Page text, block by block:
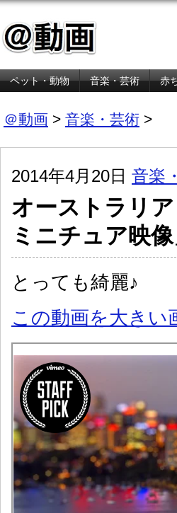
ペット・動物 音楽・芸術 赤
＠動画 > 音楽・芸術 >
2014年4月20日 音楽
オーストラリ
ミニチュア映
とっても綺麗♪
この動画を大きい